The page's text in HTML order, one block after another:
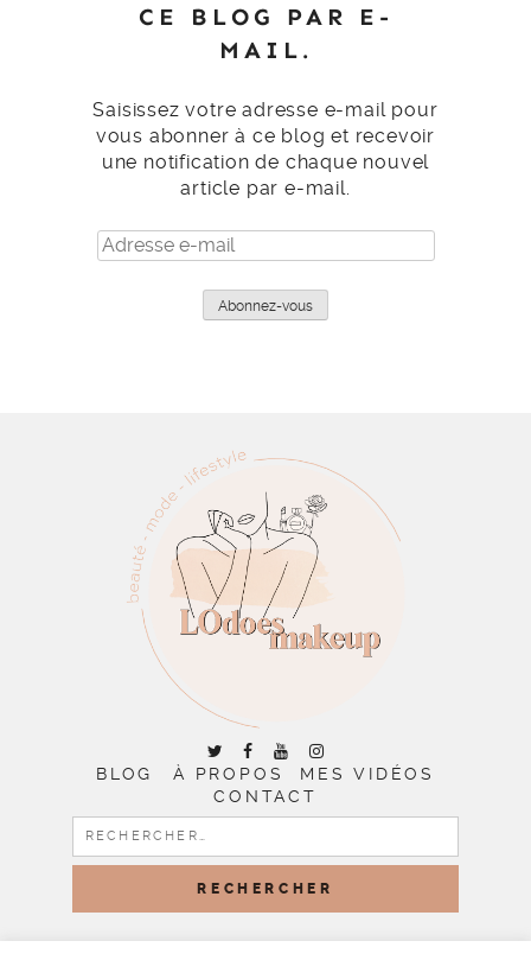
CE BLOG PAR E-
MAIL.
Saisissez votre adresse e-mail pour
vous abonner à ce blog et recevoir
une notification de chaque nouvel
article par e-mail.
Adresse
e-
Abonnez-vous
BLOG À PROPOS
MES VIDÉOS
CONTACT
RECHERCHER :